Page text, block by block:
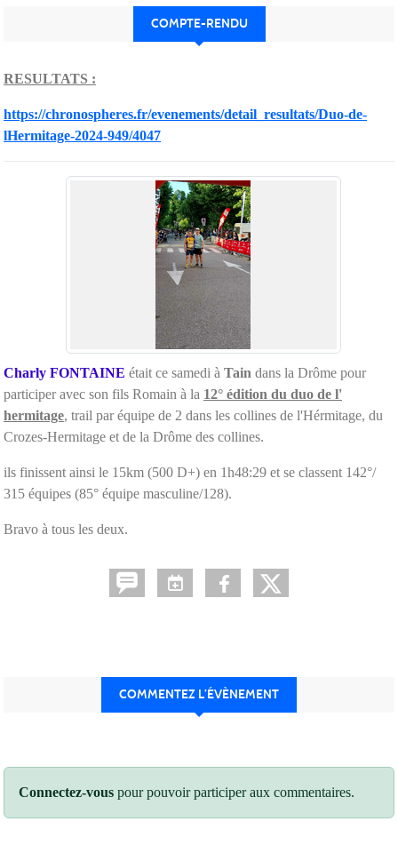
COMPTE-RENDU
RESULTATS :
https://chronospheres.fr/evenements/detail_resultats/Duo-de-
lHermitage-2024-949/4047
Charly FONTAINE était ce samedi à Tain dans la Drôme pour
participer avec son fils Romain à la 12° édition du duo de l'
hermitage, trail par équipe de 2 dans les collines de l'Hérmitage, du
Crozes-Hermitage et de la Drôme des collines.
ils finissent ainsi le 15km (500 D+) en 1h48:29 et se classent 142°/
315 équipes (85° équipe masculine/128).
Bravo à tous les deux.
COMMENTEZ L’ÉVÈNEMENT
Connectez-vous pour pouvoir participer aux commentaires.